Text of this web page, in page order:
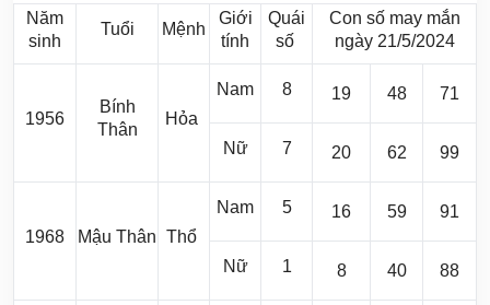
Năm
sinh
Tuổi Mệnh
Giới
tính
Quái
số
Con số may mắn
ngày 21/5/2024
1956
Bính
Thân
Hỏa
Nam 8 19 48 71
Nữ 7 20 62 99
1968 Mậu Thân Thổ
Nam 5 16 59 91
Nữ 1 8 40 88